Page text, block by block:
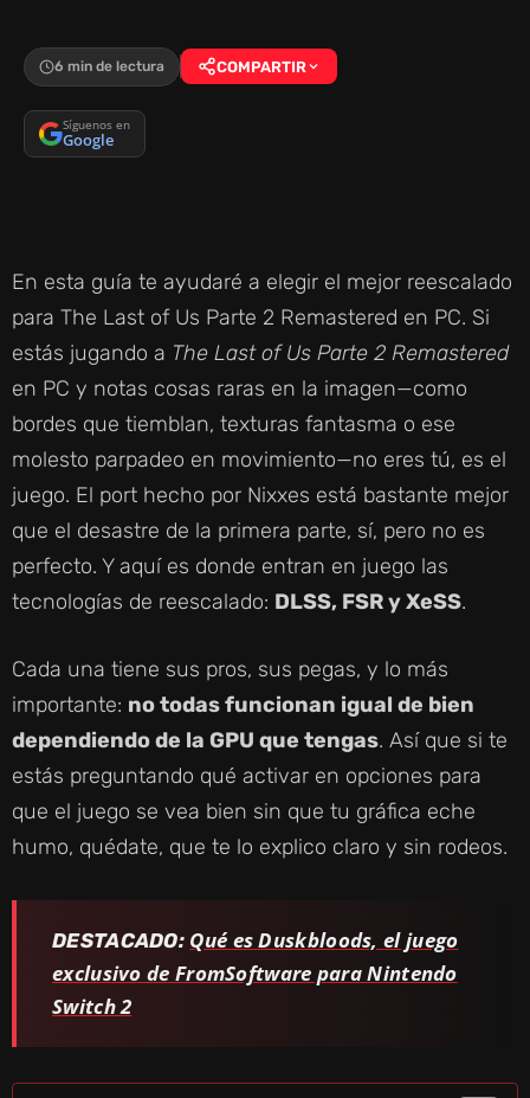
6 min de lectura COMPARTIR
Síguenos en
Google
En esta guía te ayudaré a elegir el mejor reescalado
para The Last of Us Parte 2 Remastered en PC. Si
estás jugando a The Last of Us Parte 2 Remastered
en PC y notas cosas raras en la imagen—como
bordes que tiemblan, texturas fantasma o ese
molesto parpadeo en movimiento—no eres tú, es el
juego. El port hecho por Nixxes está bastante mejor
que el desastre de la primera parte, sí, pero no es
perfecto. Y aquí es donde entran en juego las
tecnologías de reescalado: DLSS, FSR y XeSS.
Cada una tiene sus pros, sus pegas, y lo más
importante: no todas funcionan igual de bien
dependiendo de la GPU que tengas. Así que si te
estás preguntando qué activar en opciones para
que el juego se vea bien sin que tu gráfica eche
humo, quédate, que te lo explico claro y sin rodeos.
DESTACADO: Qué es Duskbloods, el juego
exclusivo de FromSoftware para Nintendo
Switch 2